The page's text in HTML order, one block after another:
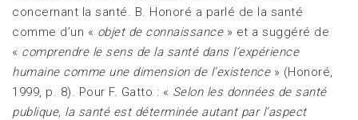
concernant la santé. B. Honoré a parlé de la santé
comme d’un « objet de connaissance» et a suggéré de
« comprendre le sens de la santé dans l’expérience
humaine comme une dimension de l’existence » (Honoré,
1999, p. 8). Pour F. Gatto : « Selon les données de santé
publique, la santé est déterminée autant par l’aspect